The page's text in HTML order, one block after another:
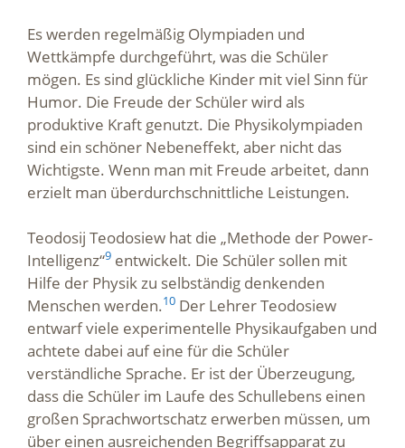
Es werden regelmäßig Olympiaden und
Wettkämpfe durchgeführt, was die Schüler
mögen. Es sind glückliche Kinder mit viel Sinn für
Humor. Die Freude der Schüler wird als
produktive Kraft genutzt. Die Physikolympiaden
sind ein schöner Nebeneffekt, aber nicht das
Wichtigste. Wenn man mit Freude arbeitet, dann
erzielt man überdurchschnittliche Leistungen.
Teodosij Teodosiew hat die „Methode der Power-
Intelligenz“9 entwickelt. Die Schüler sollen mit
Hilfe der Physik zu selbständig denkenden
Menschen werden.10 Der Lehrer Teodosiew
entwarf viele experimentelle Physikaufgaben und
achtete dabei auf eine für die Schüler
verständliche Sprache. Er ist der Überzeugung,
dass die Schüler im Laufe des Schullebens einen
großen Sprachwortschatz erwerben müssen, um
über einen ausreichenden Begriffsapparat zu